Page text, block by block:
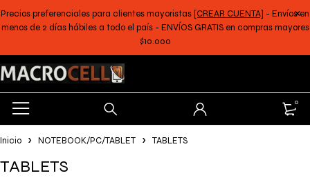
Precios preferenciales para clientes mayoristas [CREAR CUENTA] - Envíos en
menos de 2 días hábiles a todo el país - ENVÍOS GRATIS en compras mayores
$10.000
0
Inicio NOTEBOOK/PC/TABLET TABLETS
TABLETS